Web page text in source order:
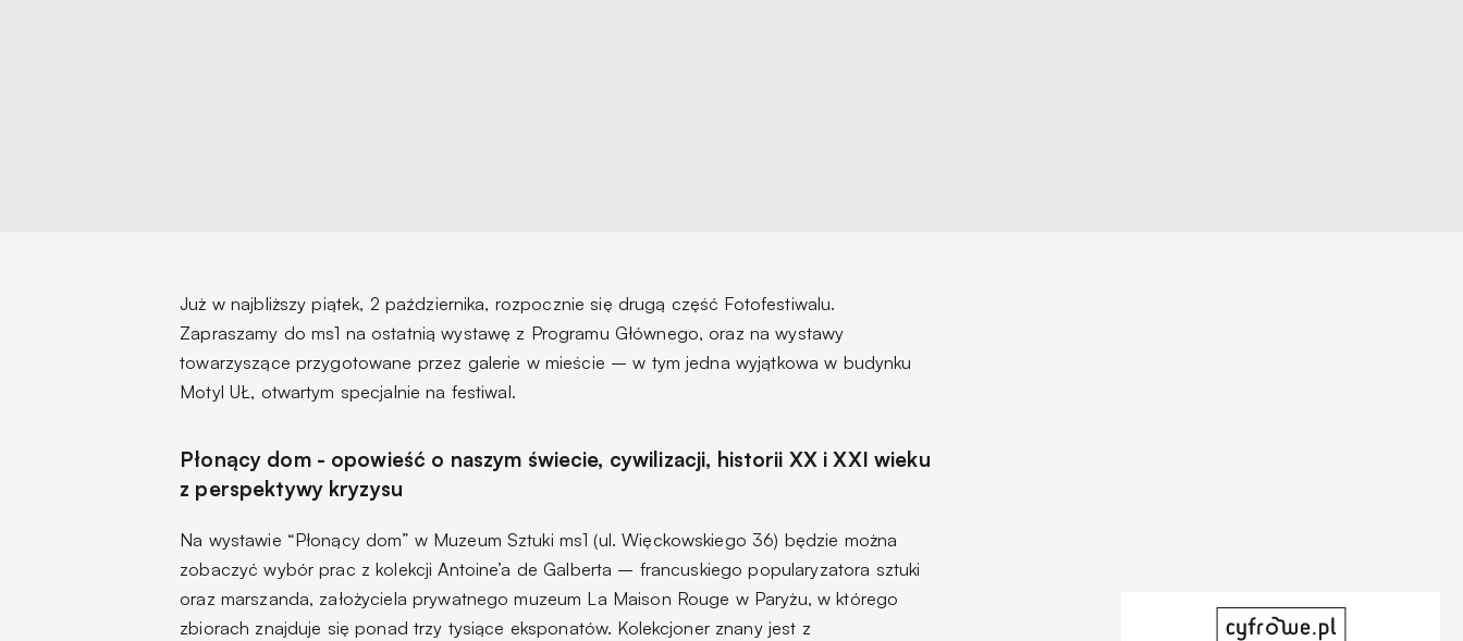
Już w najbliższy piątek, 2 października, rozpocznie się drugą część Fotofestiwalu.
Zapraszamy do ms1 na ostatnią wystawę z Programu Głównego, oraz na wystawy
towarzyszące przygotowane przez galerie w mieście – w tym jedna wyjątkowa w budynku
Motyl UŁ, otwartym specjalnie na festiwal.
Płonący dom - opowieść o naszym świecie, cywilizacji, historii XX i XXI wieku
z perspektywy kryzysu
Na wystawie “Płonący dom” w Muzeum Sztuki ms1 (ul. Więckowskiego 36) będzie można
zobaczyć wybór prac z kolekcji Antoine’a de Galberta – francuskiego popularyzatora sztuki
oraz marszanda, założyciela prywatnego muzeum La Maison Rouge w Paryżu, w którego
zbiorach znajduje się ponad trzy tysiące eksponatów. Kolekcjoner znany jest z